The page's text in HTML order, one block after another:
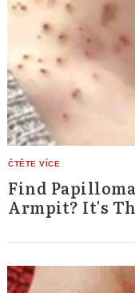
Find
Armpit? It's